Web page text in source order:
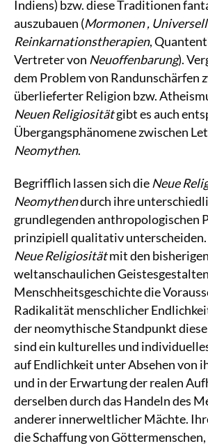
Indiens) bzw. diese Traditionen
auszubauen (Mormonen,
Reinkarnationstherapien,
Vertreter von Neuoffenbarung).
dem Problem von Randunschärfen
überlieferter Religion bzw.
Neuen Religiositätgibt es auch
Übergangsphänomene zwischen
Neomythen.
Begrifflich lassen sich die Neue
Neomythendurch ihre
grundlegenden anthropologischen
prinzipiell qualitativ
Neue Religiositätmit den bisherigen
weltanschaulichen
Menschheitsgeschichte die
Radikalität menschlicher
der neomythische Standpunkt
sind ein kulturelles und
auf Endlichkeit unter Absehen von
und in der Erwartung der realen
derselben durch das Handeln des
anderer innerweltlicher Mächte.
die Schaffung von